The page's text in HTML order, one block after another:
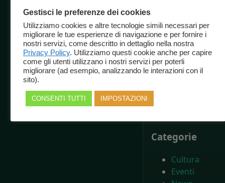
Il Parco di
Pinocchio
compie
settant’anni –
Il Giornale
Categorie
Cultura
Eventi
Gestisci le preferenze dei cookies
Utilizziamo cookies e altre tecnologie simili necessari per
migliorare le tue esperienze di navigazione e per fornire i
nostri servizi, come descritto in dettaglio nella nostra
Privacy Policy. Utilizziamo questi cookie anche per capire
come gli utenti utilizzano i nostri servizi per poterli
migliorare (ad esempio, analizzando le interazioni con il
sito).
CONSENTI TUTTI IMPOSTAZIONI